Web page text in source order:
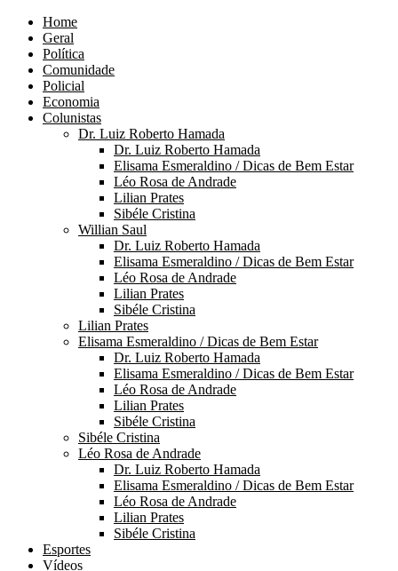
Home
Geral
Política
Comunidade
Policial
Economia
Colunistas
Dr. Luiz Roberto Hamada
Dr. Luiz Roberto Hamada
Elisama Esmeraldino / Dicas de Bem Estar
Léo Rosa de Andrade
Lilian Prates
Sibéle Cristina
Willian Saul
Dr. Luiz Roberto Hamada
Elisama Esmeraldino / Dicas de Bem Estar
Léo Rosa de Andrade
Lilian Prates
Sibéle Cristina
Lilian Prates
Elisama Esmeraldino / Dicas de Bem Estar
Dr. Luiz Roberto Hamada
Elisama Esmeraldino / Dicas de Bem Estar
Léo Rosa de Andrade
Lilian Prates
Sibéle Cristina
Sibéle Cristina
Léo Rosa de Andrade
Dr. Luiz Roberto Hamada
Elisama Esmeraldino / Dicas de Bem Estar
Léo Rosa de Andrade
Lilian Prates
Sibéle Cristina
Esportes
Vídeos